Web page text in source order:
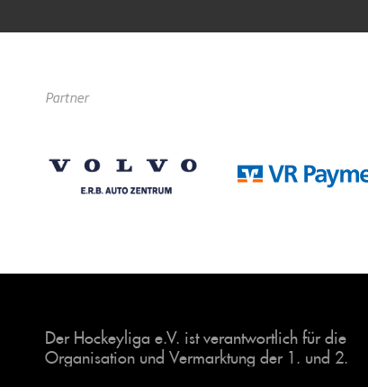
Partner
Der Hockeyliga e.V. ist verantwortlich für die
Organisation und Vermarktung der 1. und 2.